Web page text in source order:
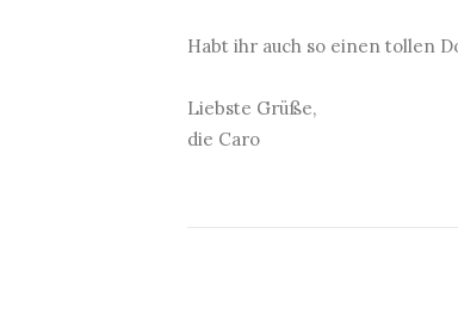
Habt ihr auch so einen tollen
Liebste Grüße,
die Caro